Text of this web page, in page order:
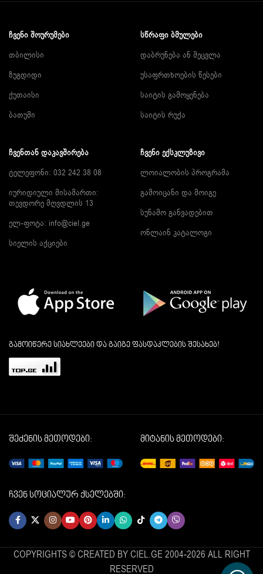
ᲩᲕᲔᲜᲘ ᲨᲝᲣᲠᲣᲛᲔᲑᲘ
თბილისი
ზუგდიდი
ქუთაისი
ბათუმი
ᲡᲬᲠᲐᲤᲘ ᲑᲛᲣᲚᲔᲑᲘ
დაბრუნება ან შეცვლა
უსაფრთხოების წესები
საიტის გამოყენება
საიტის რუქა
ᲩᲕᲔᲜᲗᲐᲜ ᲓᲐᲙᲐᲕᲨᲘᲠᲔᲑᲐ
ტელეფონი: 032 242 38 08
იურიდიული მისამართი:
თევდორე მღვდლის 13
ელ-ფოტა: info@ciel.ge
სიელის აქციები
ᲩᲕᲔᲜᲘ ᲔᲥᲡᲙᲚᲣᲖᲘᲕᲘ
ლოიალობის პროგრამა
გამოიცანი და მოიგე
სუნამო განვადებით
ონლაინ კატალოგი
გამოიწერე სიახლეები და გაიგე ფასდაკლების შესახებ!
შეძენის მეთოდები: მიტანის მეთოდები:
ჩვენ სოციალურ ქსელებში:
COPYRIGHTS © CREATED BY CIEL.GE 2004-2026 ALL RIGHT
RESERVED